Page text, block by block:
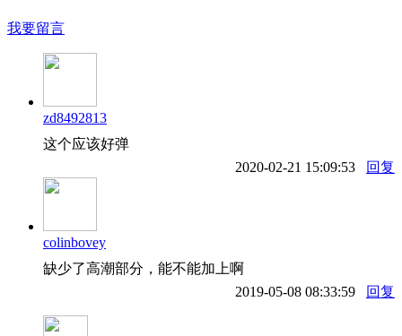
我要留言
zd8492813
这个应该好弹
2020-02-21 15:09:53
回复
colinbovey
缺少了高潮部分，能不能加上啊
2019-05-08 08:33:59
回复